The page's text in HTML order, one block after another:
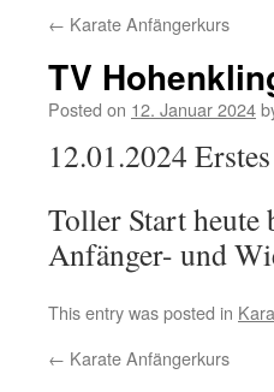
← Karate Anfängerkurs
TV
Posted on 12. Januar 2024
12.01.2024
Toller Start
Anfänger- und
This entry was posted in
← Karate Anfängerkurs